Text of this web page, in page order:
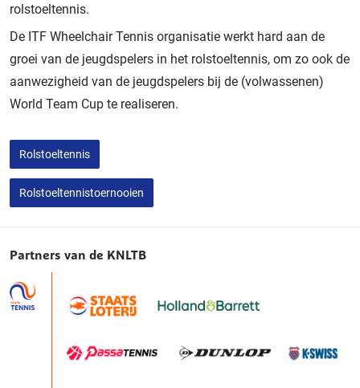
rolstoeltennis.
De ITF Wheelchair Tennis organisatie werkt hard aan de
groei van de jeugdspelers in het rolstoeltennis, om zo ook de
aanwezigheid van de jeugdspelers bij de (volwassenen)
World Team Cup te realiseren.
Rolstoeltennis
Rolstoeltennistoernooien
Partners van de KNLTB